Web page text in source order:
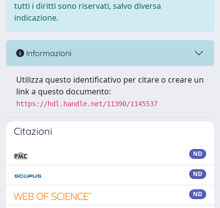
tutti i diritti sono riservati, salvo diversa
indicazione.
Informazioni
Utilizza questo identificativo per citare o creare un
link a questo documento:
https://hdl.handle.net/11390/1145537
Citazioni
ND
ND
ND